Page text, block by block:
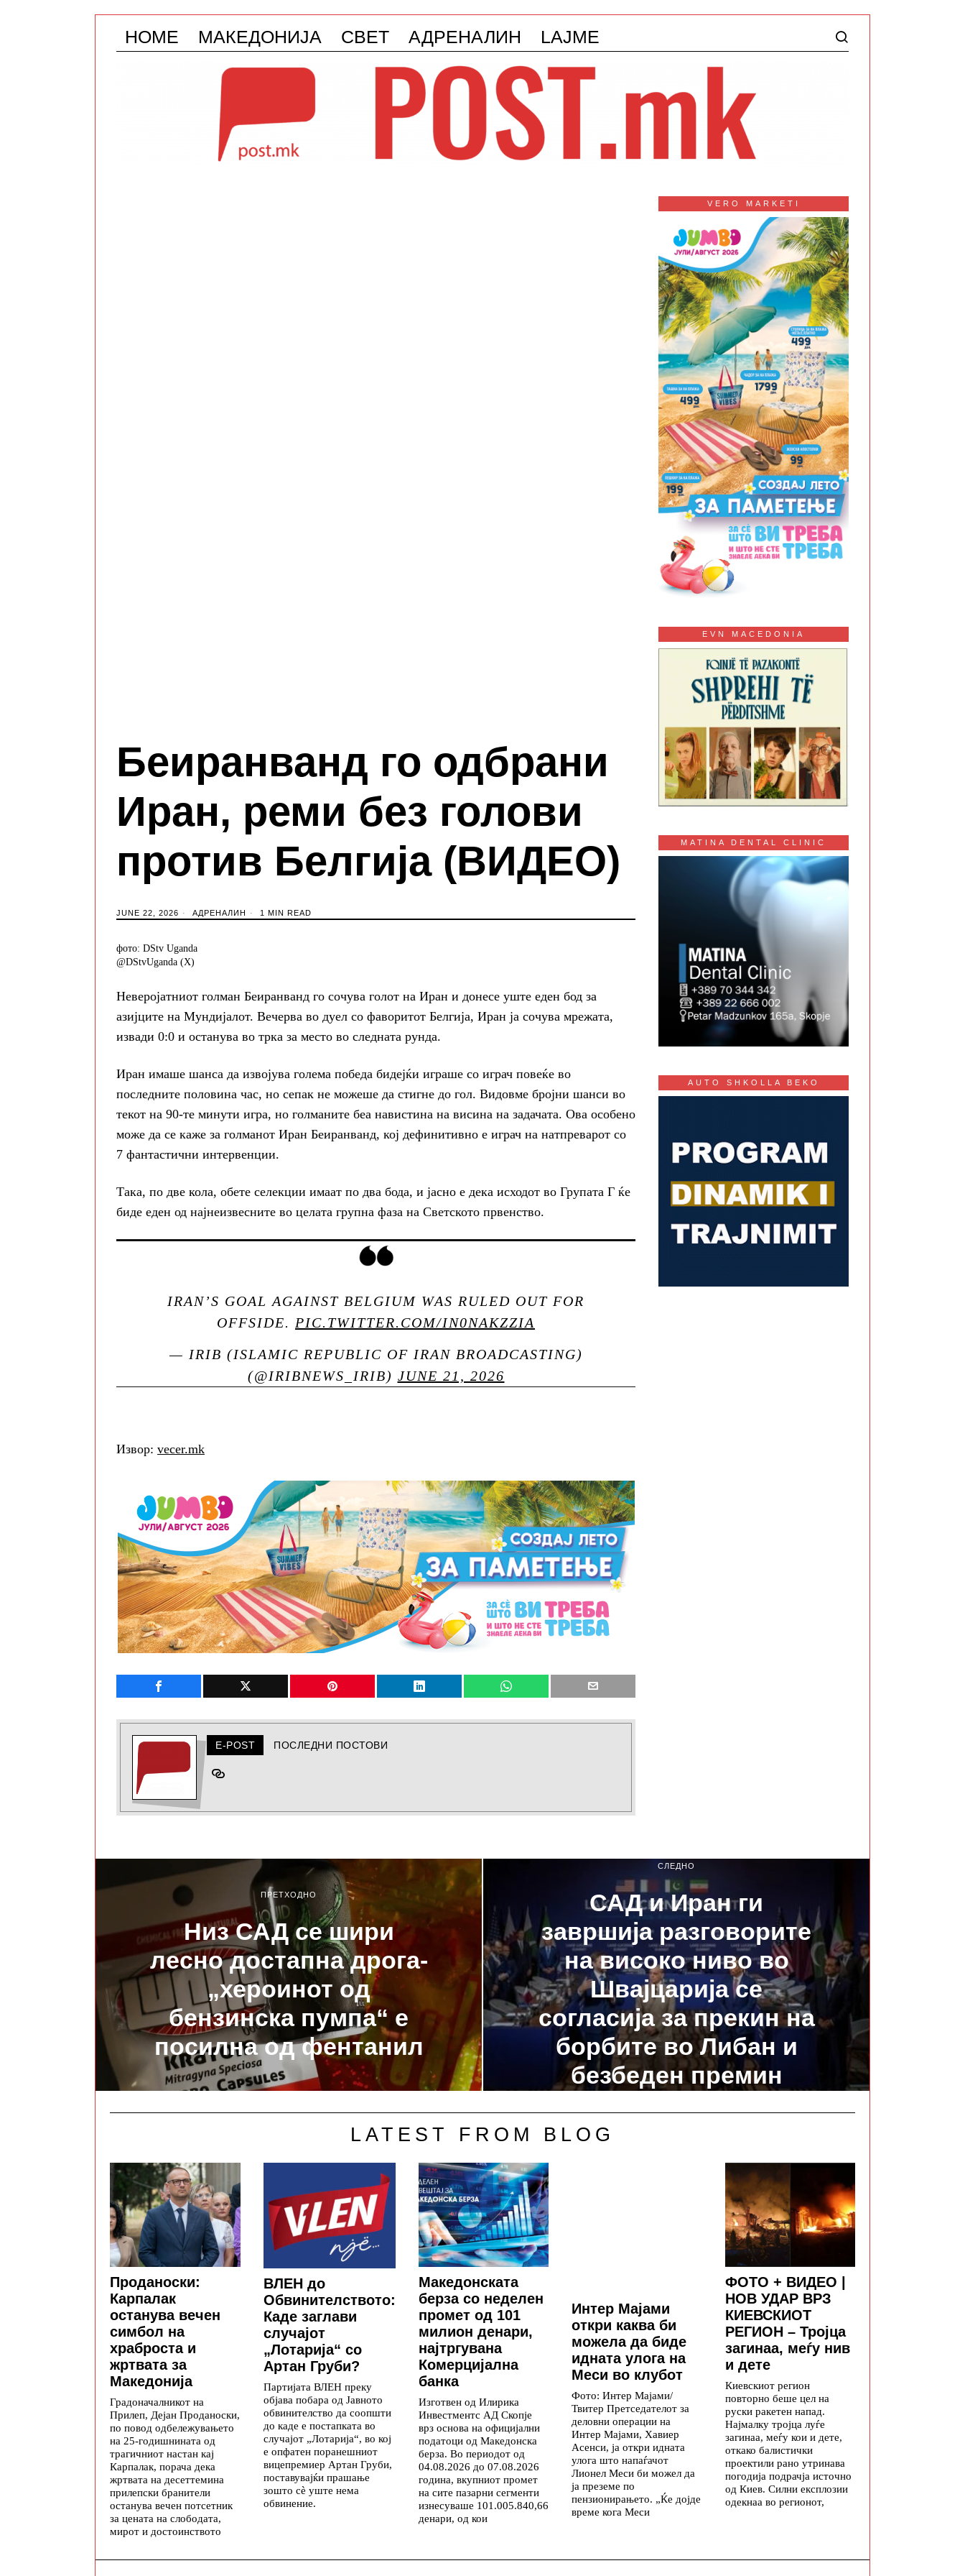
HOME МАКЕДОНИЈА СВЕТ АДРЕНАЛИН LAJME
Беиранванд го одбрани
Иран, реми без голови
против Белгија (ВИДЕО)
JUNE 22, 2026 АДРЕНАЛИН 1 MIN READ
фото: DStv Uganda
@DStvUganda (X)
Неверојатниот голман Беиранванд го сочува голот на Иран и донесе уште еден бод за
азијците на Мундијалот. Вечерва во дуел со фаворитот Белгија, Иран ја сочува мрежата,
извади 0:0 и останува во трка за место во следната рунда.
Иран имаше шанса да извојува голема победа бидејќи играше со играч повеќе во
последните половина час, но сепак не можеше да стигне до гол. Видовме бројни шанси во
текот на 90-те минути игра, но голманите беа навистина на висина на задачата. Ова особено
може да се каже за голманот Иран Беиранванд, кој дефинитивно е играч на натпреварот со
7 фантастични интервенции.
Така, по две кола, обете селекции имаат по два бода, и јасно е дека исходот во Групата Г ќе
биде еден од најнеизвесните во целата групна фаза на Светското првенство.
IRAN’S GOAL AGAINST BELGIUM WAS RULED OUT FOR
OFFSIDE. PIC.TWITTER.COM/IN0NAKZZIA
— IRIB (ISLAMIC REPUBLIC OF IRAN BROADCASTING)
(@IRIBNEWS_IRIB) JUNE 21, 2026
Извор: vecer.mk
E-POST ПОСЛЕДНИ ПОСТОВИ
VERO MARKETI
EVN MACEDONIA
MATINA DENTAL CLINIC
AUTO SHKOLLA BEKO
ПРЕТХОДНО
Низ САД се шири
лесно достапна дрога-
„хероинот од
бензинска пумпа“ е
посилна од фентанил
СЛЕДНО
САД и Иран ги
завршија разговорите
на високо ниво во
Швајцарија се
согласија за прекин на
борбите во Либан и
безбеден премин
LATEST FROM BLOG
Проданоски:
Карпалак
останува вечен
симбол на
храброста и
жртвата за
Македонија
Градоначалникот на
Прилеп, Дејан Проданоски,
по повод одбележувањето
на 25-годишнината од
трагичниот настан кај
Карпалак, порача дека
жртвата на десеттемина
прилепски бранители
останува вечен потсетник
за цената на слободата,
мирот и достоинството
ВЛЕН до
Обвинителството:
Каде заглави
случајот
„Лотарија“ со
Артан Груби?
Партијата ВЛЕН преку
објава побара од Јавното
обвинителство да соопшти
до каде е постапката во
случајот „Лотарија“, во кој
е опфатен поранешниот
вицепремиер Артан Груби,
поставувајќи прашање
зошто сè уште нема
обвинение.
Македонската
берза со неделен
промет од 101
милион денари,
најтргувана
Комерцијална
банка
Изготвен од Илирика
Инвестментс АД Скопје
врз основа на официјални
податоци од Македонска
берза. Во периодот од
04.08.2026 до 07.08.2026
година, вкупниот промет
на сите пазарни сегменти
изнесуваше 101.005.840,66
денари, од кои
Интер Мајами
откри каква би
можела да биде
идната улога на
Меси во клубот
Фото: Интер Мајами/
Твитер Претседателот за
деловни операции на
Интер Мајами, Хавиер
Асенси, ја откри идната
улога што напаѓачот
Лионел Меси би можел да
ја преземе по
пензионирањето. „Ќе дојде
време кога Меси
ФОТО + ВИДЕО |
НОВ УДАР ВРЗ
КИЕВСКИОТ
РЕГИОН – Тројца
загинаа, меѓу нив
и дете
Киевскиот регион
повторно беше цел на
руски ракетен напад.
Најмалку тројца луѓе
загинаа, меѓу кои и дете,
откако балистички
проектили рано утринава
погодија подрачја источно
од Киев. Силни експлозии
одекнаа во регионот,